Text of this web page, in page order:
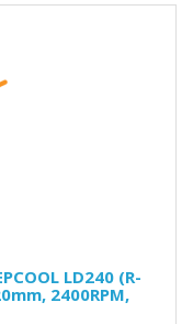
LD240 (R-
2400RPM,